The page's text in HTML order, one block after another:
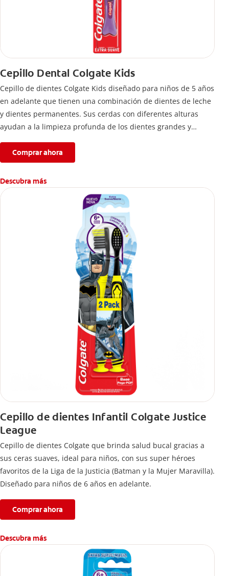
Cepillo Dental Colgate Kids
Cepillo de dientes Colgate Kids diseñado para niños de 5 años
en adelante que tienen una combinación de dientes de leche
y dientes permanentes. Sus cerdas con diferentes alturas
ayudan a la limpieza profunda de los dientes grandes y
Comprar ahora
Descubra más
Cepillo de dientes Infantil Colgate Justice
League
Cepillo de dientes Colgate que brinda salud bucal gracias a
sus ceras suaves, ideal para niños, con sus super héroes
favoritos de la Liga de la Justicia (Batman y la Mujer Maravilla).
Diseñado para niños de 6 años en adelante.
Comprar ahora
Descubra más